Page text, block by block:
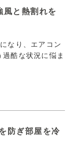
風と熱割れを
なり、エアコン
酷な状況に悩ま
防ぎ部屋を冷